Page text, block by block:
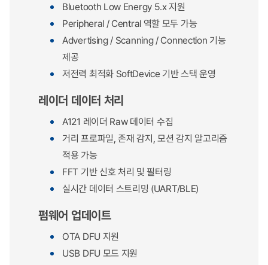
Bluetooth Low Energy 5.x 지원
Peripheral / Central 역할 모두 가능
Advertising / Scanning / Connection 기능
제공
저전력 최적화 SoftDevice 기반 스택 운영
레이더 데이터 처리
A121 레이더 Raw 데이터 수집
거리 프로파일, 존재 감지, 모션 감지 알고리즘
적용 가능
FFT 기반 신호 처리 및 필터링
실시간 데이터 스트리밍 (UART/BLE)
펌웨어 업데이트
OTA DFU 지원
USB DFU 모드 지원